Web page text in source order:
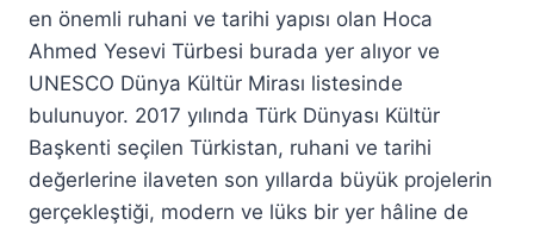
en önemli ruhani ve tarihi yapısı olan Hoca
Ahmed Yesevi Türbesi burada yer alıyor ve
UNESCO Dünya Kültür Mirası listesinde
bulunuyor. 2017 yılında Türk Dünyası Kültür
Başkenti seçilen Türkistan, ruhani ve tarihi
değerlerine ilaveten son yıllarda büyük projelerin
gerçekleştiği, modern ve lüks bir yer hâline de